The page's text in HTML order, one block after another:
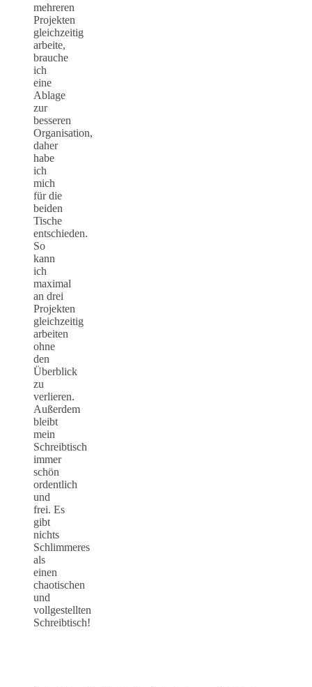
mehreren
Projekten
gleichzeitig
arbeite,
brauche
ich
eine
Ablage
zur
besseren
Organisation,
daher
habe
ich
mich
für die
beiden
Tische
entschieden.
So
kann
ich
maximal
an drei
Projekten
gleichzeitig
arbeiten
ohne
den
Überblick
zu
verlieren.
Außerdem
bleibt
mein
Schreibtisch
immer
schön
ordentlich
und
frei. Es
gibt
nichts
Schlimmeres
als
einen
chaotischen
und
vollgestellten
Schreibtisch!